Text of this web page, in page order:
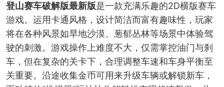
登山赛车破解版最新版是一款充满乐趣的2D横版赛车
游戏。运用卡通风格，设计简洁而富有趣味性，玩家
将在各种风景如旱地沙漠、葱郁丛林等场景中体验驾
驶的刺激。游戏操作上难度不大，仅需掌控油门与刹
车，但在复杂的关卡下，合理调整车速和车身平衡至
关重要。沿途收集金币可用来升级车辆或解锁新车，